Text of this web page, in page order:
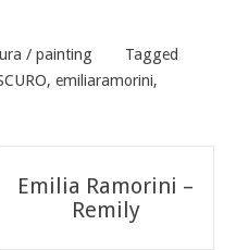
/ painting
Tagged
, emiliaramorini,
Emilia Ramorini –
Remily